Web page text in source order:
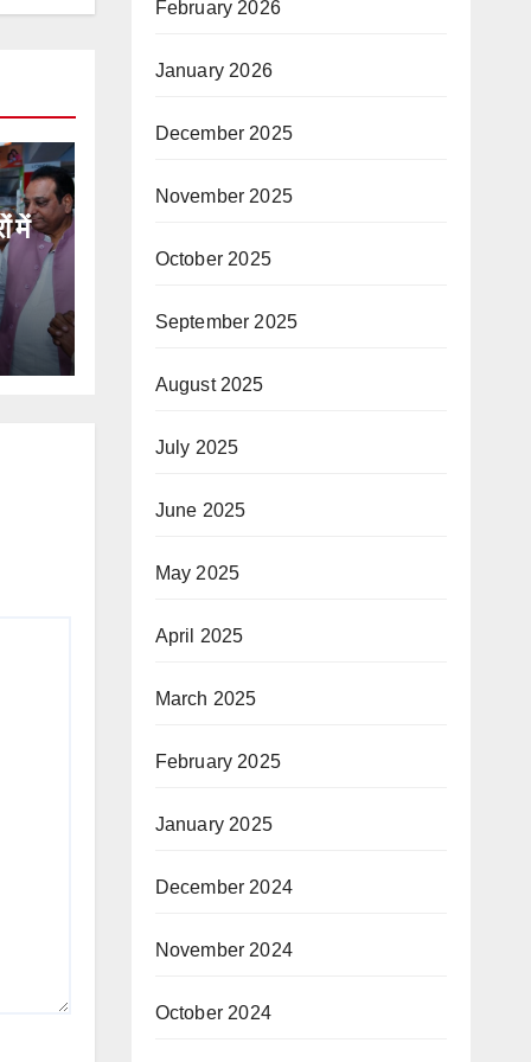
में
February 2026
January 2026
December 2025
November 2025
October 2025
September 2025
August 2025
July 2025
June 2025
May 2025
April 2025
March 2025
February 2025
January 2025
December 2024
November 2024
October 2024